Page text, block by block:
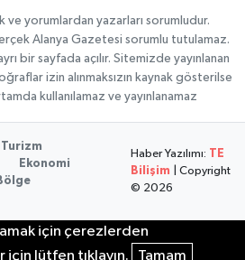
ve yorumlardan yazarları sorumludur.
Alanya Gazetesi sorumlu tutulamaz.
bir sayfada açılır. Sitemizde yayınlanan
izin alınmaksızın kaynak gösterilse
kullanılamaz ve yayınlanamaz
Turizm
Ekonomi
Haber Yazılımı:
TE
Bilişim | Copyright
© 2026
için çerezlerden
için lütfen tıklayın.
Tamam